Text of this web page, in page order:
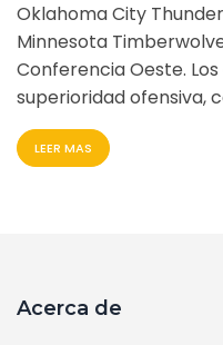
Oklahoma City
Minnesota
Conferencia Oeste.
superioridad ofensiva,
Timberwolves que
buen rendimiento en
LEER MAS
Acerca de